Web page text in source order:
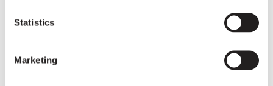
Statistics
Marketing